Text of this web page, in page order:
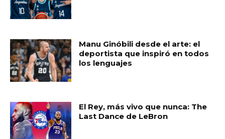
Manu Ginóbili desde el arte: el
deportista que inspiró en todos
los lenguajes
El Rey, más vivo que nunca: The
Last Dance de LeBron